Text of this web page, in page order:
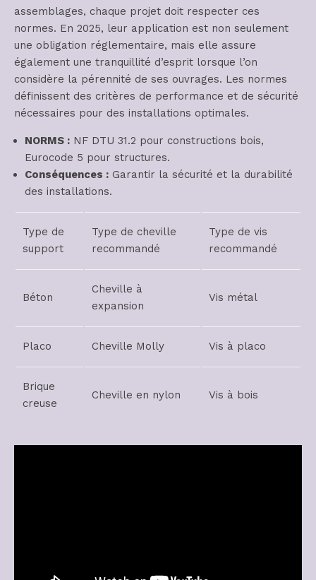
assemblages, chaque projet doit respecter ces
normes. En 2025, leur application est non seulement
une obligation réglementaire, mais elle assure
également une tranquillité d’esprit lorsque l’on
considère la pérennité de ses ouvrages. Les normes
définissent des critères de performance et de sécurité
nécessaires pour des installations optimales.
NORMS : NF DTU 31.2 pour constructions bois,
Eurocode 5 pour structures.
Conséquences : Garantir la sécurité et la durabilité
des installations.
Type de
support
Type de cheville
recommandé
Type de vis
recommandé
Béton
Cheville à
expansion
Vis métal
Placo Cheville Molly Vis à placo
Brique
creuse
Cheville en nylon Vis à bois